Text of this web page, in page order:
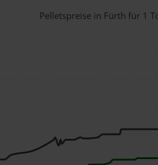
Pelletspreise in Fürth für 1